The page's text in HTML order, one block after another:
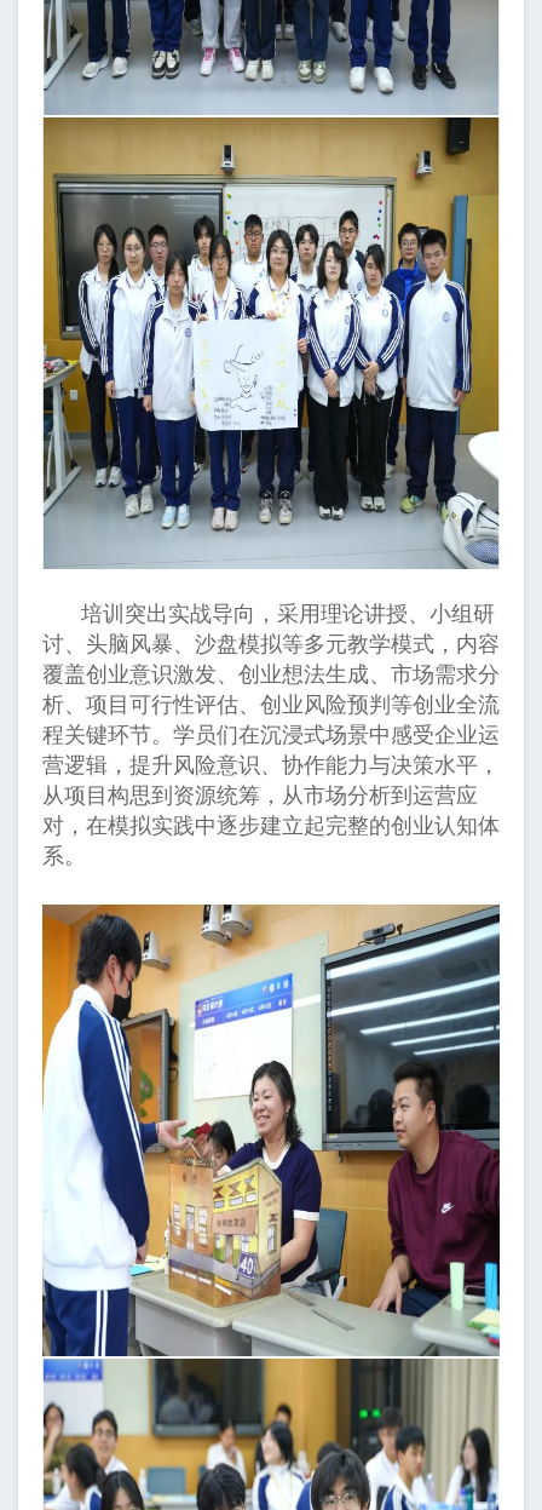
培训突出实战导向，采用理论讲授、小组研
讨、头脑风暴、沙盘模拟等多元教学模式，内容
覆盖创业意识激发、创业想法生成、市场需求分
析、项目可行性评估、创业风险预判等创业全流
程关键环节。学员们在沉浸式场景中感受企业运
营逻辑，提升风险意识、协作能力与决策水平，
从项目构思到资源统筹，从市场分析到运营应
对，在模拟实践中逐步建立起完整的创业认知体
系。